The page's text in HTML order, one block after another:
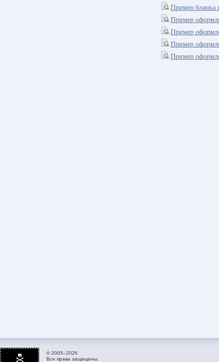
Пример бланка
Пример
Пример
Пример
Пример
© 2005–2026
Все права защищены.